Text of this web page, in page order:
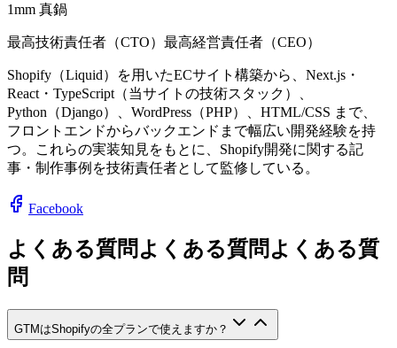
1mm 真鍋
最高技術責任者（CTO） 最高経営責任者（CEO）
Shopify（Liquid）を用いたECサイト構築から、Next.js・
React・TypeScript（当サイトの技術スタック）、
Python（Django）、WordPress（PHP）、HTML/CSS まで、
フロントエンドからバックエンドまで幅広い開発経験を持
つ。これらの実装知見をもとに、Shopify開発に関する記
事・制作事例を技術責任者として監修している。
Facebook
よくある質問 よくある質問 よ く ある質
問
GTMはShopifyの全プランで使えますか？